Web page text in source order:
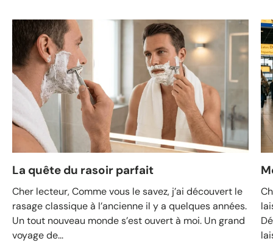
La quête du rasoir parfait
Cher lecteur, Comme vous le savez, j’ai découvert le
rasage classique à l’ancienne il y a quelques années.
Un tout nouveau monde s’est ouvert à moi. Un grand
voyage de...